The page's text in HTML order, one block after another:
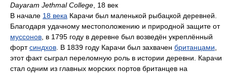
Dayaram Jethmal College, 18 век
В начале 18 века Карачи был маленькой рыбацкой деревней.
Благодаря удачному местоположению и природной защите от
муссонов, в 1795 году в деревне был возведён укреплённый
фортсиндхов. В 1839 году Карачи был захвачен британцами,
этот факт сыграл переломную роль в истории деревни. Карачи
стал одним из главных морских портов британцев на